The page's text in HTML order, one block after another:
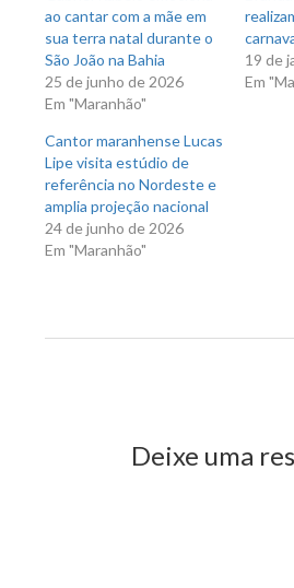
ao cantar com a mãe em
sua terra natal durante o
São João na Bahia
25 de junho de 2026
Em "Maranhão"
19 de
Em
Cantor maranhense Lucas
Lipe visita estúdio de
referência no Nordeste e
amplia projeção nacional
24 de junho de 2026
Em "Maranhão"
Deixe uma